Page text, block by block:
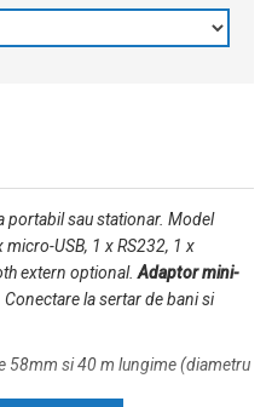
portabil sau stationar. Model
micro-USB, 1 x RS232, 1 x
extern optional. Adaptor mini-
Conectare la sertar de bani si
58mm si 40 m lungime (diametru